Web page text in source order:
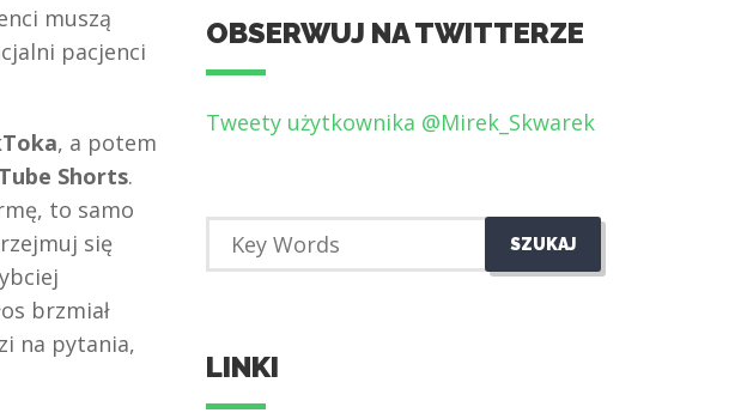
muszą
pacjenci
, a potem
Shorts.
to samo
się
brzmiał
na pytania,
OBSERWUJ NA TWITTERZE
Tweety użytkownika @Mirek_Skwarek
LINKI